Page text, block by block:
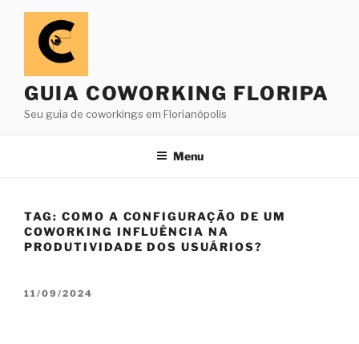
Pular
conteúdo
GUIA COWORKING FLORIPA
Seu guia de coworkings em Florianópolis
Menu
TAG: COMO A CONFIGURAÇÃO DE UM
COWORKING INFLUÊNCIA NA
PRODUTIVIDADE DOS USUÁRIOS?
PUBLICADO
11/09/2024